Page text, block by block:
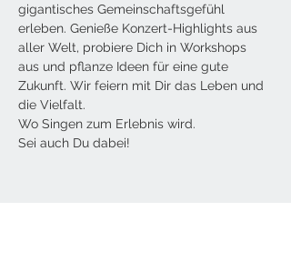
gigantisches Gemeinschaftsgefühl
erleben. Genieße Konzert-Highlights aus
aller Welt, probiere Dich in Workshops
aus und pflanze Ideen für eine gute
Zukunft. Wir feiern mit Dir das Leben und
die Vielfalt.
Wo Singen zum Erlebnis wird.
Sei auch Du dabei!